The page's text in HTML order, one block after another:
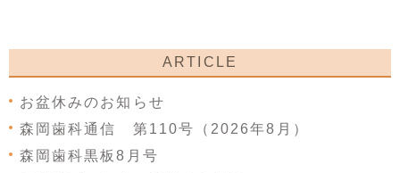
ARTICLE
お盆休みのお知らせ
森岡歯科通信 第110号（2026年8月）
森岡歯科黒板8月号